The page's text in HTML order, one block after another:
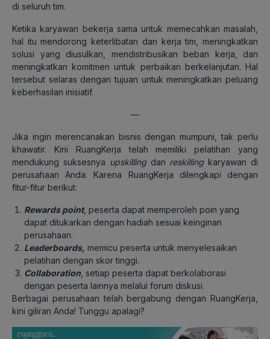
di seluruh tim.
Ketika karyawan bekerja sama untuk memecahkan masalah,
hal itu mendorong keterlibatan dan kerja tim, meningkatkan
solusi yang diusulkan, mendistribusikan beban kerja, dan
meningkatkan komitmen untuk perbaikan berkelanjutan. Hal
tersebut selaras dengan tujuan untuk meningkatkan peluang
keberhasilan inisiatif.
—
Jika ingin merencanakan bisnis dengan mumpuni, tak perlu
khawatir. Kini RuangKerja telah memiliki pelatihan yang
mendukung suksesnya upskillingdan reskilling karyawan di
perusahaan Anda. Karena RuangKerja dilengkapi dengan
fitur-fitur berikut:
Rewards point, peserta dapat memperoleh poin yang
dapat ditukarkan dengan hadiah sesuai keinginan
perusahaan.
Leaderboards, memicu peserta untuk menyelesaikan
pelatihan dengan skor tinggi.
Collaboration , setiap peserta dapat berkolaborasi
dengan peserta lainnya melalui forum diskusi.
Berbagai perusahaan telah bergabung dengan RuangKerja,
kini giliran Anda! Tunggu apalagi?